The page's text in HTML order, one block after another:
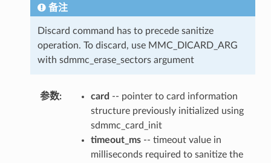
备注
Discard command has to precede sanitize
operation. To discard, use MMC_DICARD_ARG
with sdmmc_erase_sectors argument
参数: card -- pointer to card information
structure previously initialized using
sdmmc_card_init
timeout_ms-- timeout value in
milliseconds required to sanitize the